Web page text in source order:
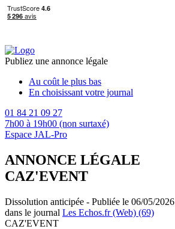
Publiez une annonce légale
Au coût le plus bas
En choisissant votre journal
01 84 21 09 27
7h00 à 19h00 (non surtaxé)
Espace JAL-Pro
ANNONCE LÉGALE
CAZ'EVENT
Dissolution anticipée - Publiée le 06/05/2026
dans le journal Les Echos.fr (Web) (69)
CAZ'EVENT